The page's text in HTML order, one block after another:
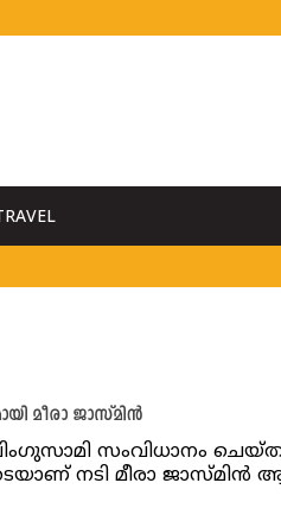
മീരാ ജാസ്മിൻ
സംവിധാനം
നടി മീരാ ജാസ്മിൻ